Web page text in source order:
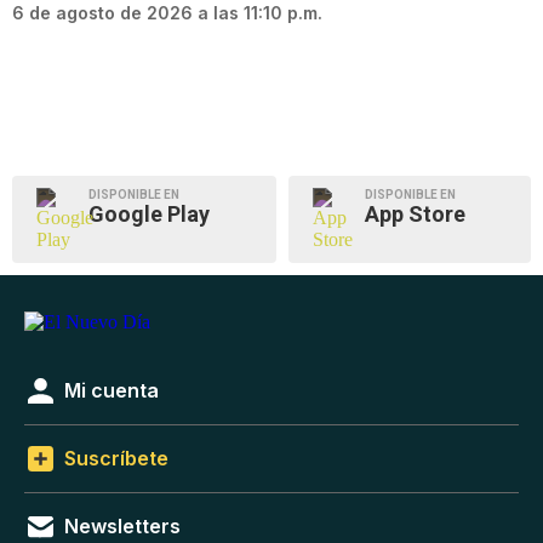
6 de agosto de 2026 a las 11:10 p.m.
DISPONIBLE EN
Google Play
DISPONIBLE EN
App Store
Mi cuenta
Suscríbete
Newsletters